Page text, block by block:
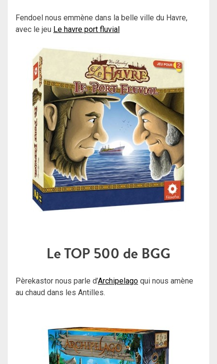
Fendoel nous emmène dans la belle ville du Havre,
avec le jeu Le havre port fluvial
Le TOP 500 de BGG
Pèrekastor nous parle d’Archipelago qui nous amène
au chaud dans les Antilles.